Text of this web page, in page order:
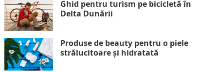
Ghid pentru turism pe bicicletă în
Delta Dunării
Produse de beauty pentru o piele
strălucitoare și hidratată